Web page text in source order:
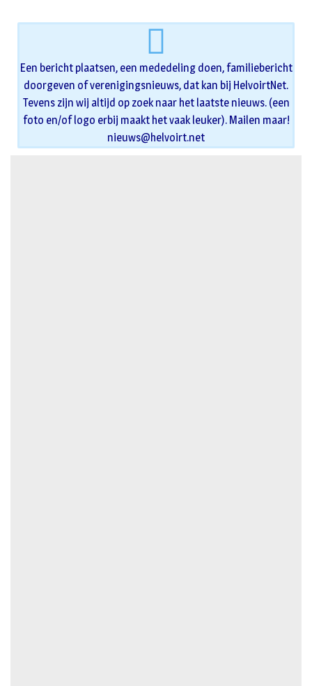
Een bericht plaatsen, een mededeling doen, familiebericht
doorgeven of verenigingsnieuws, dat kan bij HelvoirtNet.
Tevens zijn wij altijd op zoek naar het laatste nieuws. (een
foto en/of logo erbij maakt het vaak leuker). Mailen maar!
nieuws@helvoirt.net